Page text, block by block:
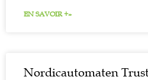
EN SAVOIR +»
Nordicautomaten